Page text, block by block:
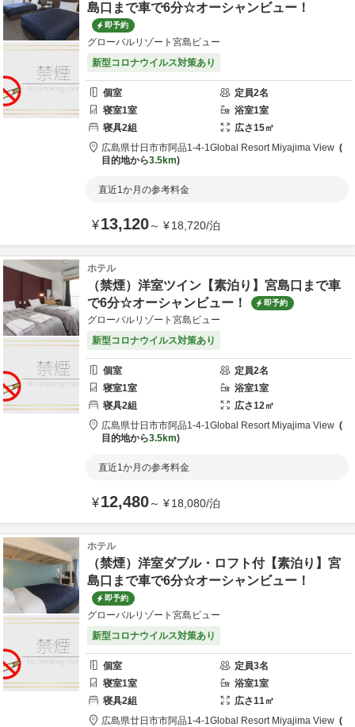
島口まで車で6分☆オーシャンビュー！
即予約
グローバルリゾート宮島ビュー
新型コロナウイルス対策あり
個室 定員2名
寝室1室 浴室1室
寝具2組 広さ15㎡
広島県廿日市市阿品1-4-1Global Resort Miyajima View
目的地から3.5km
直近1か月の参考料金
¥13,120～ ¥18,720/泊
ホテル
（禁煙）洋室ツイン【素泊り】宮島口まで車
で6分☆オーシャンビュー！
即予約
グローバルリゾート宮島ビュー
新型コロナウイルス対策あり
個室 定員2名
寝室1室 浴室1室
寝具2組 広さ12㎡
広島県廿日市市阿品1-4-1Global Resort Miyajima View
目的地から3.5km
直近1か月の参考料金
¥12,480～ ¥18,080/泊
ホテル
（禁煙）洋室ダブル・ロフト付【素泊り】宮
島口まで車で6分☆オーシャンビュー！
即予約
グローバルリゾート宮島ビュー
新型コロナウイルス対策あり
個室 定員3名
寝室1室 浴室1室
寝具2組 広さ11㎡
広島県廿日市市阿品1-4-1Global Resort Miyajima View